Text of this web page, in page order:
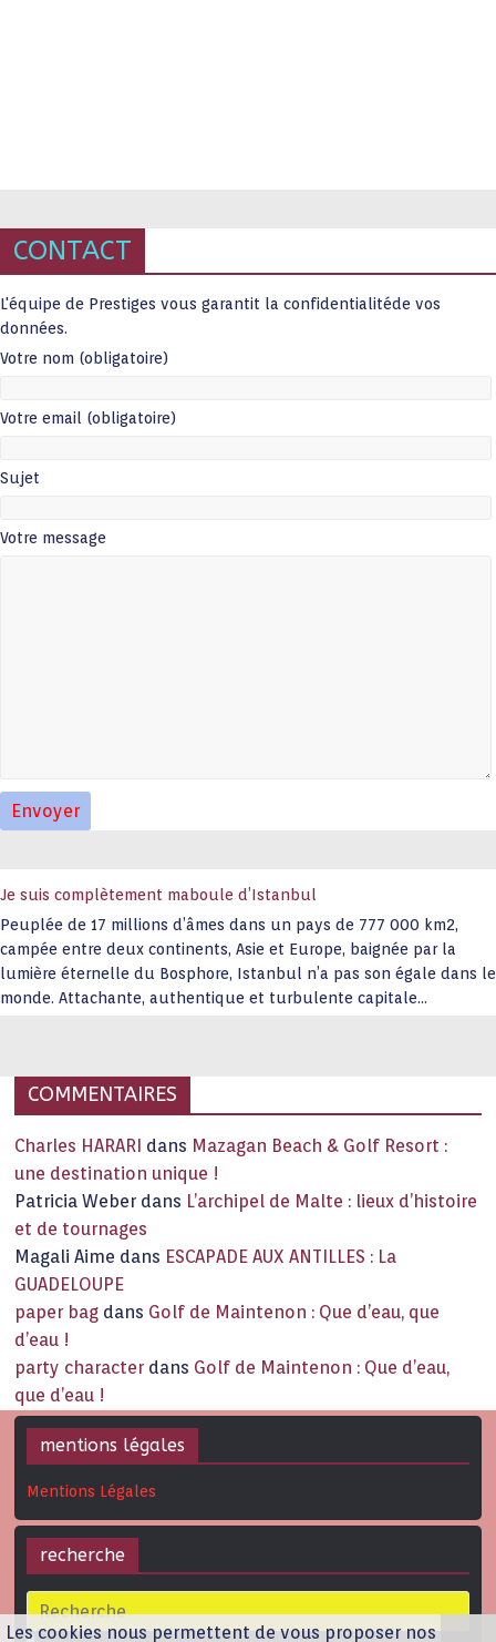
CONTACT
L'équipe de Prestiges vous garantit la confidentialitéde vos
données.
Votre nom (obligatoire)
Votre email (obligatoire)
Sujet
Votre message
Je suis complètement maboule d’Istanbul
Peuplée de 17 millions d’âmes dans un pays de 777 000 km2,
campée entre deux continents, Asie et Europe, baignée par la
lumière éternelle du Bosphore, Istanbul n’a pas son égale dans le
monde. Attachante, authentique et turbulente capitale
COMMENTAIRES
Charles HARARI dans Mazagan Beach & Golf Resort :
une destination unique !
Patricia Weber dans L’archipel de Malte : lieux d’histoire
et de tournages
Magali Aime dans ESCAPADE AUX ANTILLES : La
GUADELOUPE
paper bag dans Golf de Maintenon : Que d’eau, que
d’eau !
party character dans Golf de Maintenon : Que d’eau,
que d’eau !
mentions légales
Mentions Légales
recherche
Les cookies nous permettent de vous proposer nos